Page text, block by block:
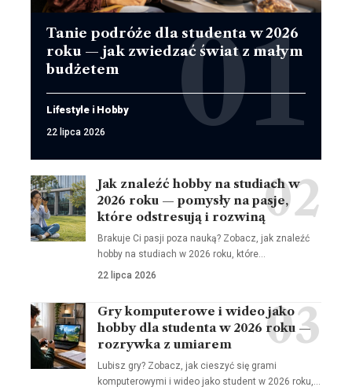
Tanie podróże dla studenta w 2026
roku — jak zwiedzać świat z małym
budżetem
Lifestyle i Hobby
22 lipca 2026
Jak znaleźć hobby na studiach w
2026 roku — pomysły na pasje,
które odstresują i rozwiną
Brakuje Ci pasji poza nauką? Zobacz, jak znaleźć
hobby na studiach w 2026 roku, które…
22 lipca 2026
Gry komputerowe i wideo jako
hobby dla studenta w 2026 roku —
rozrywka z umiarem
Lubisz gry? Zobacz, jak cieszyć się grami
komputerowymi i wideo jako student w 2026 roku,…